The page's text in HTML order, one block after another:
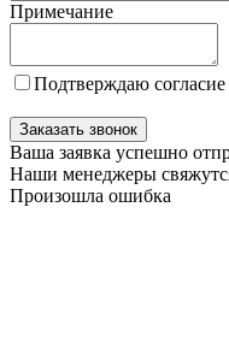
Примечание
Подтверждаю согласие
Заказать звонок
Ваша заявка успешно
Наши менеджеры
Произошла ошибка